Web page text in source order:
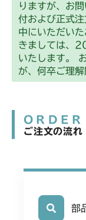
りますが、お
付および正式
中にいただい
きましては、
いたします。
が、何卒ご理
ORDER
ご注文の流れ
部